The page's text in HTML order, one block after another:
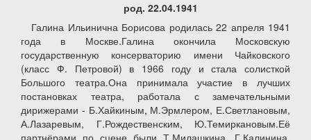
род. 22.04.1941
Галина Ильинична Борисова родилась 22 апреля 1941
года в Москве.Галина окончила Московскую
государственную консерваторию имени Чайковского
(класс Ф. Петровой) в 1966 году и стала солисткой
Большого театра.Она принимала участие в лучших
постановках театра, работала с замечательными
дирижерами - Б.Хайкиным, М.Эрмлером, Е.Светлановым,
А.Лазаревым, Г.Рождественским, Ю.Темиркановым.Её
партнёрами по сцене были Т.Милашкина, Г.Калинина,